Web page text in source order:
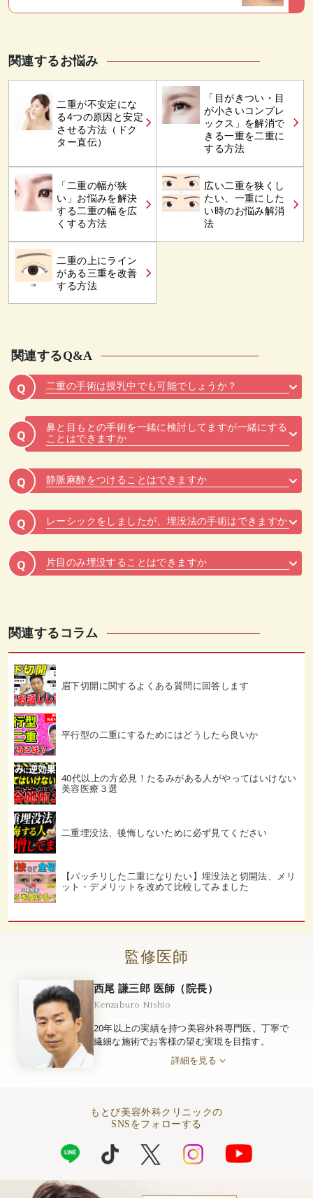
関連するお悩み
二重が不安定にな
る4つの原因と安定
させる方法（ドク
ター直伝）
「目がきつい・目
が小さいコンプレ
ックス」を解消で
きる一重を二重に
する方法
「二重の幅が狭
い」お悩みを解決
する二重の幅を広
くする方法
広い二重を狭くし
たい、一重にした
い時のお悩み解消
法
二重の上にライン
がある三重を改善
する方法
関連するQ&A
Q 二重の手術は授乳中でも可能でしょうか？
Q
鼻と目もとの手術を一緒に検討してますが一緒にする
ことはできますか
Q 静脈麻酔をつけることはできますか
Q レーシックをしましたが、埋没法の手術はできますか
Q 片目のみ埋没することはできますか
関連するコラム
眉下切開に関するよくある質問に回答します
平行型の二重にするためにはどうしたら良いか
40代以上の方必見！たるみがある人がやってはいけない
美容医療３選
二重埋没法、後悔しないために必ず見てください
【パッチリした二重になりたい】埋没法と切開法、メリ
ット・デメリットを改めて比較してみました
監修医師
西尾 謙三郎 医師（院長）
Kenzaburo Nishio
20年以上の実績を持つ美容外科専門医。丁寧で
繊細な施術でお客様の望む実現を目指す。
詳細を見る
もとび美容外科クリニックの
SNSをフォローする